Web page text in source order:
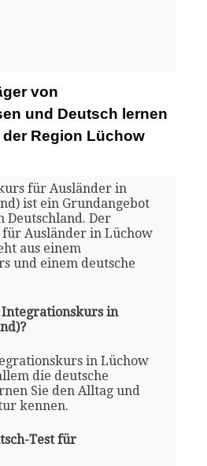
von
und Deutsch lernen
Region Lüchow
für Ausländer in
ist ein Grundangebot
Der
Ausländer in Lüchow
aus einem
und einem deutsche
in
in Lüchow
die deutsche
Sie den Alltag und
kennen.
Test für